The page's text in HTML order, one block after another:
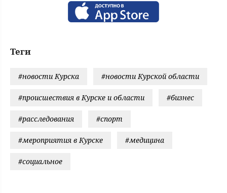
Теги
#новости Курска #новости Курской области
#происшествия в Курске и области #бизнес
#расследования #спорт
#мероприятия в Курске #медицина
#социальное